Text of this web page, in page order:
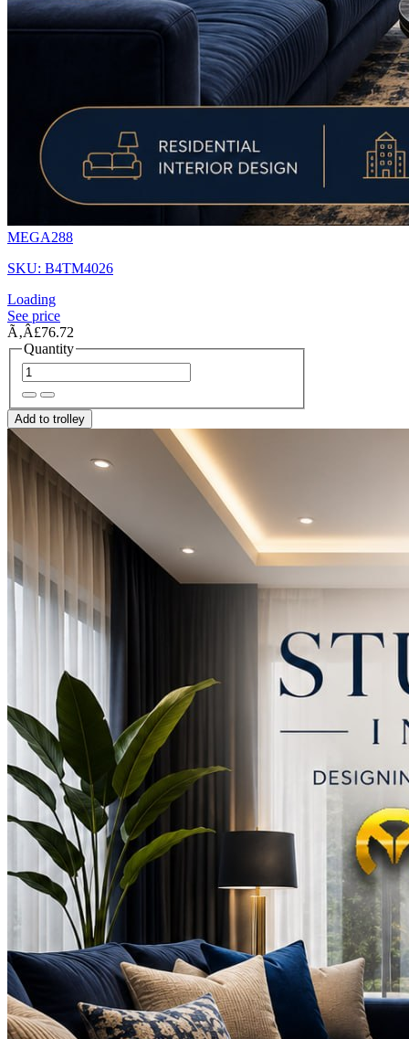
MEGA288
SKU: B4TM4026
Loading
See price
Ã‚Â£76.72
Quantity
Add to trolley